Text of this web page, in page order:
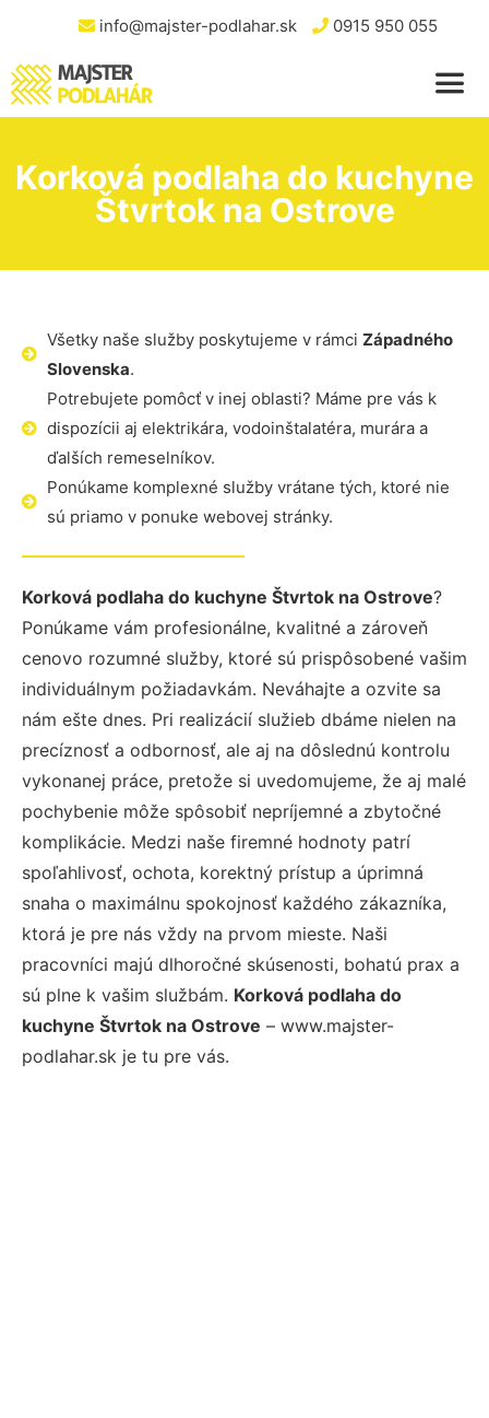
info@majster-podlahar.sk 0915 950 055
Korková podlaha do kuchyne
Štvrtok na Ostrove
Všetky naše služby poskytujeme v rámci Západného
Slovenska.
Potrebujete pomôcť v inej oblasti? Máme pre vás k
dispozícii aj elektrikára, vodoinštalatéra, murára a
ďalších remeselníkov.
Ponúkame komplexné služby vrátane tých, ktoré nie
sú priamo v ponuke webovej stránky.
Korková podlaha do kuchyne Štvrtok na Ostrove?
Ponúkame vám profesionálne, kvalitné a zároveň
cenovo rozumné služby, ktoré sú prispôsobené vašim
individuálnym požiadavkám. Neváhajte a ozvite sa
nám ešte dnes. Pri realizácií služieb dbáme nielen na
precíznosť a odbornosť, ale aj na dôslednú kontrolu
vykonanej práce, pretože si uvedomujeme, že aj malé
pochybenie môže spôsobiť nepríjemné a zbytočné
komplikácie. Medzi naše firemné hodnoty patrí
spoľahlivosť, ochota, korektný prístup a úprimná
snaha o maximálnu spokojnosť každého zákazníka,
ktorá je pre nás vždy na prvom mieste. Naši
pracovníci majú dlhoročné skúsenosti, bohatú prax a
sú plne k vašim službám. Korková podlaha do
kuchyne Štvrtok na Ostrove – www.majster-
podlahar.sk je tu pre vás.